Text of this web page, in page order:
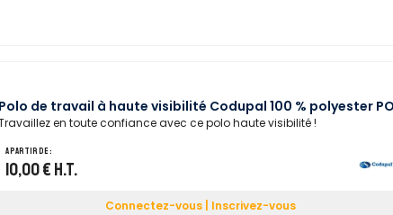
Polo de travail à haute visibilité Codupal 100 % polyester
en toute confiance avec ce polo haute visibilité !
A partir de :
10,00 € H.T.
Connectez-vous | Inscrivez-vous